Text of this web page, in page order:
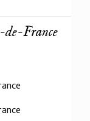
de-France